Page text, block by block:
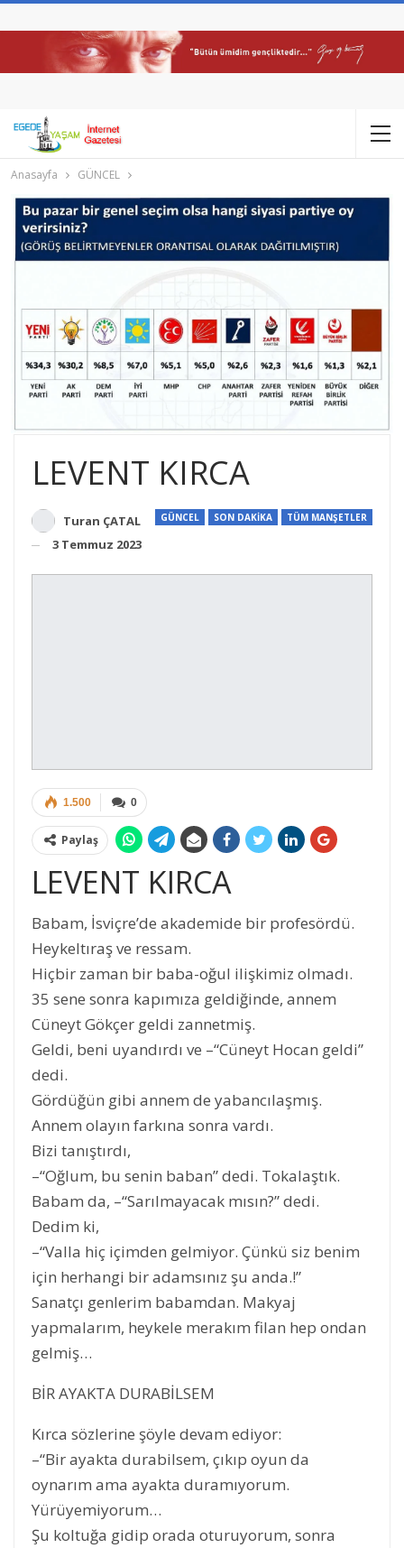
Anasayfa GÜNCEL
LEVENT KIRCA
GÜNCEL SON DAKİKA TÜM MANŞETLER
Turan ÇATAL
3 Temmuz 2023
0
1.500
Paylaş
LEVENT KIRCA
Babam, İsviçre’de akademide bir profesördü.
Heykeltıraş ve ressam.
Hiçbir zaman bir baba-oğul ilişkimiz olmadı.
35 sene sonra kapımıza geldiğinde, annem
Cüneyt Gökçer geldi zannetmiş.
Geldi, beni uyandırdı ve –“Cüneyt Hocan geldi”
dedi.
Gördüğün gibi annem de yabancılaşmış.
Annem olayın farkına sonra vardı.
Bizi tanıştırdı,
–“Oğlum, bu senin baban” dedi. Tokalaştık.
Babam da, –“Sarılmayacak mısın?” dedi.
Dedim ki,
–“Valla hiç içimden gelmiyor. Çünkü siz benim
için herhangi bir adamsınız şu anda.!”
Sanatçı genlerim babamdan. Makyaj
yapmalarım, heykele merakım filan hep ondan
gelmiş…
BİR AYAKTA DURABİLSEM
Kırca sözlerine şöyle devam ediyor:
–“Bir ayakta durabilsem, çıkıp oyun da
oynarım ama ayakta duramıyorum.
Yürüyemiyorum…
Şu koltuğa gidip orada oturuyorum, sonra